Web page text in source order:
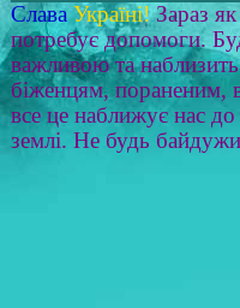
Слава Україні! Зараз
потребує допомоги.
важливою та
біженцям, пораненим,
все це наближує нас
землі. Не будь